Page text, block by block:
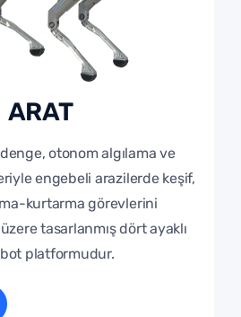
ARAT
otonom algılama ve
engebeli arazilerde keşif,
kurtarma görevlerini
tasarlanmış dört ayaklı
platformudur.